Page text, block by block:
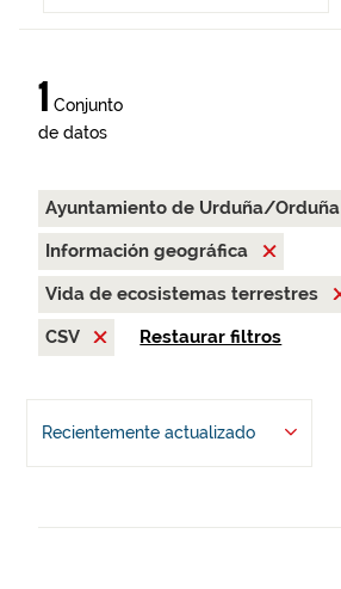
1 Conjunto
de datos
Ayuntamiento de Urduña/Orduña
Información geográfica
Vida de ecosistemas terrestres
CSV
Restaurar filtros
Recientemente actualizado